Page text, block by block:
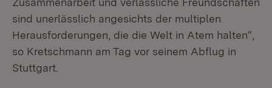
sind unerlässlich angesichts der multiplen
Herausforderungen, die die Welt in Atem halten“,
so Kretschmann am Tag vor seinem Abflug in
Stuttgart.